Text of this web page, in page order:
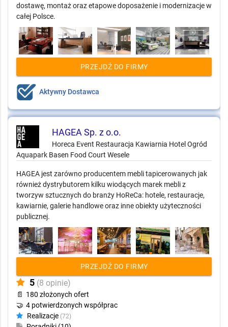
dostawę, montaż oraz etapowe doposażenie i modernizacje w
całej Polsce.
PRZEJDŹ DO FIRMY
Aktywny Dostawca
HAGEA Sp. z o.o.
Horeca Event Restauracja Kawiarnia Hotel Ogród
Aquapark Basen Food Court Wesele
HAGEA jest zarówno producentem mebli tapicerowanych jak
również dystrybutorem kilku wiodących marek mebli z
tworzyw sztucznych do branży HoReCa: hotele, restauracje,
kawiarnie, galerie handlowe oraz inne obiekty użyteczności
publicznej.
PRZEJDŹ DO FIRMY
5 (8 opinie)
📄 180 złożonych ofert
🤝 4 potwierdzonych współprac
Realizacje (72)